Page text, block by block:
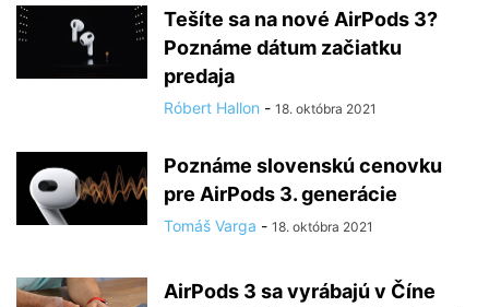
Tešíte sa na nové AirPods 3?
Poznáme dátum začiatku
predaja
Róbert Hallon - 18. októbra 2021
Poznáme slovenskú cenovku
pre AirPods 3. generácie
Tomáš Varga - 18. októbra 2021
AirPods 3 sa vyrábajú v Číne